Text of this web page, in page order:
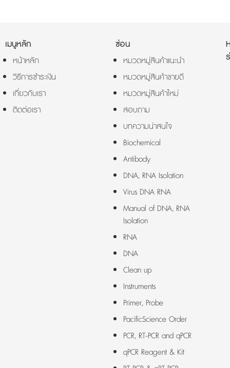
เมนูหลัก
หน้าหลัก
วิธีการชำระเงิน
เกี่ยวกับเรา
ติดต่อเรา
ซ่อน
หมวดหมู่สินค้าแนะนำ
หมวดหมู่สินค้าขายดี
หมวดหมู่สินค้าใหม่
สอบถาม
บทความน่าสนใจ
Biochemical
Antibody
DNA, RNA Isolation
Virus DNA RNA
Manual of DNA, RNA
Isolation
RNA
DNA
Clean up
Instruments
Primer, Probe
PacificScience Order
PCR, RT-PCR and qPCR
qPCR Reagent & Kit